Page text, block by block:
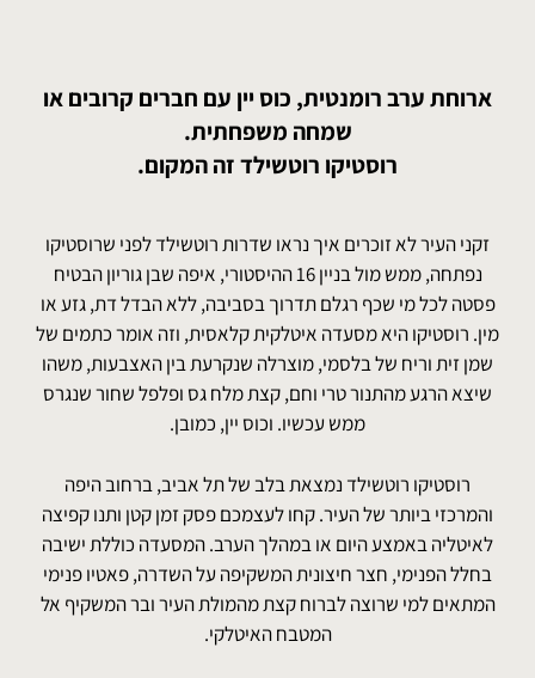
ארוחת ערב רומנטית, כוס יין עם חברים קרובים או
שמחה משפחתית.
רוסטיקו רוטשילד זה המקום.
זקני העיר לא זוכרים איך נראו שדרות רוטשילד לפני שרוסטיקו
נפתחה, ממש מול בניין 16 ההיסטורי, איפה שבן גוריון הבטיח
פסטה לכל מי שכף רגלם תדרוך בסביבה, ללא הבדל דת, גזע או
מין. רוסטיקו היא מסעדה איטלקית קלאסית, וזה אומר כתמים של
שמן זית וריח של בלסמי, מוצרלה שנקרעת בין האצבעות, משהו
שיצא הרגע מהתנור טרי וחם, קצת מלח גס ופלפל שחור שנגרס
ממש עכשיו. וכוס יין, כמובן.
רוסטיקו רוטשילד נמצאת בלב של תל אביב, ברחוב היפה
והמרכזי ביותר של העיר. קחו לעצמכם פסק זמן קטן ותנו קפיצה
לאיטליה באמצע היום או במהלך הערב. המסעדה כוללת ישיבה
בחלל הפנימי, חצר חיצונית המשקיפה על השדרה, פאטיו פנימי
המתאים למי שרוצה לברוח קצת מהמולת העיר ובר המשקיף אל
המטבח האיטלקי.